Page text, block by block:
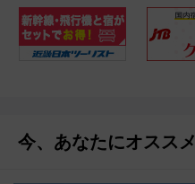
今、あなたにオススメ